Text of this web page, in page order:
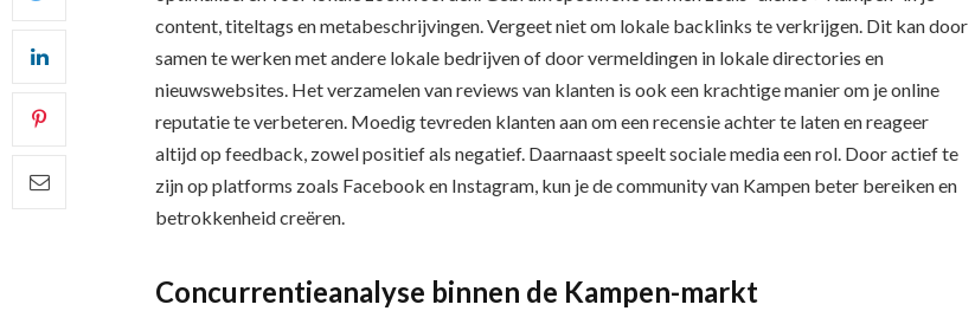
content, titeltags en metabeschrijvingen. Vergeet niet om lokale backlinks te verkrijgen. Dit kan door
samen te werken met andere lokale bedrijven of door vermeldingen in lokale directories en
nieuwswebsites. Het verzamelen van reviews van klanten is ook een krachtige manier om je online
reputatie te verbeteren. Moedig tevreden klanten aan om een recensie achter te laten en reageer
altijd op feedback, zowel positief als negatief. Daarnaast speelt sociale media een rol. Door actief te
zijn op platforms zoals Facebook en Instagram, kun je de community van Kampen beter bereiken en
betrokkenheid creëren.
Concurrentieanalyse binnen de Kampen-markt